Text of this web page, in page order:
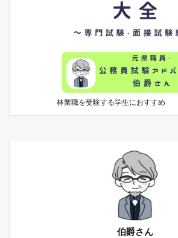
林業職を受験する学生におすすめ
伯爵さん